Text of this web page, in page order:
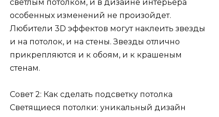
светлым потолком, и в дизайне интерьера
особенных изменений не произойдет.
Любители 3D эффектов могут наклеить звезды
и на потолок, и на стены. Звезды отлично
прикрепляются и к обоям, и к крашеным
стенам.
Совет 2: Как сделать подсветку потолка
Светящиеся потолки: уникальный дизайн